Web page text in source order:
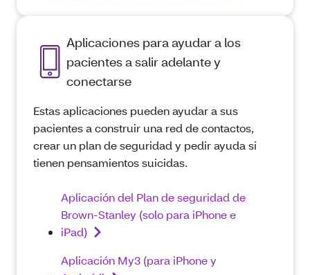
Aplicaciones para ayudar a los
pacientes a salir adelante y
conectarse
Estas aplicaciones pueden ayudar a sus
pacientes a construir una red de contactos,
crear un plan de seguridad y pedir ayuda si
tienen pensamientos suicidas.
Aplicación del Plan de seguridad de
Brown-Stanley (solo para iPhone e
iPad)
Aplicación My3 (para iPhone y